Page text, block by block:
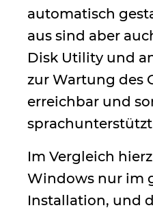
automatisch
aus sind aber
Disk Utility und
zur Wartung des
erreichbar und
Im Vergleich
Windows nur im
Installation, und